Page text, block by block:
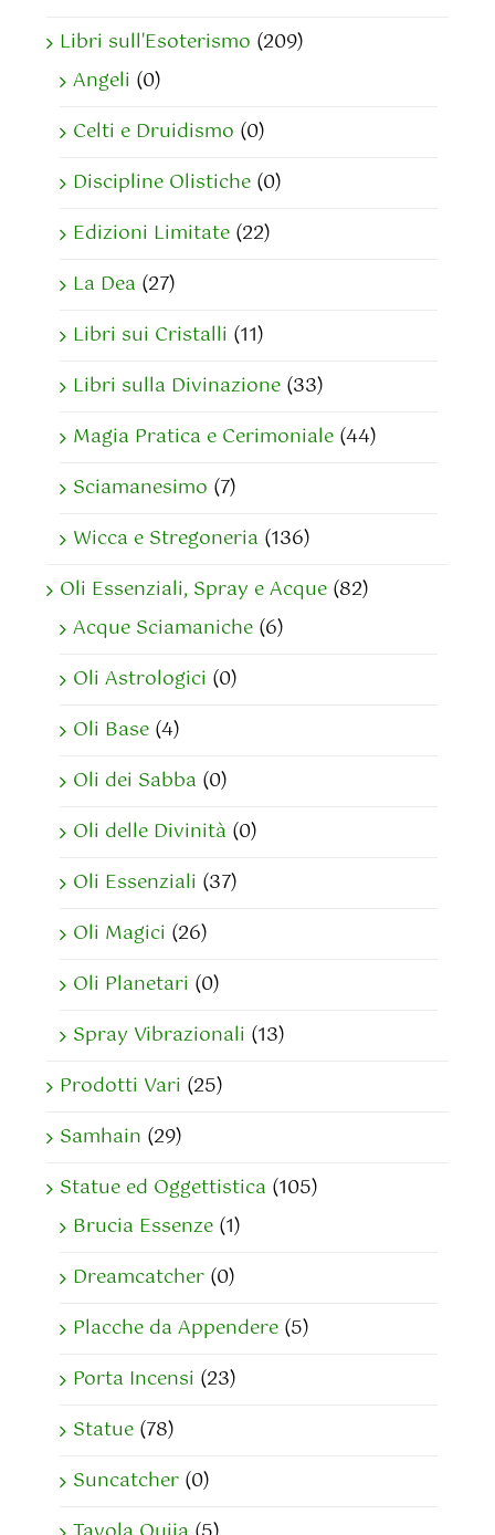
Libri sull'Esoterismo (209)
Angeli (0)
Celti e Druidismo (0)
Discipline Olistiche (0)
Edizioni Limitate (22)
La Dea (27)
Libri sui Cristalli (11)
Libri sulla Divinazione (33)
Magia Pratica e Cerimoniale (44)
Sciamanesimo (7)
Wicca e Stregoneria (136)
Oli Essenziali, Spray e Acque (82)
Acque Sciamaniche (6)
Oli Astrologici (0)
Oli Base (4)
Oli dei Sabba (0)
Oli delle Divinità (0)
Oli Essenziali (37)
Oli Magici (26)
Oli Planetari (0)
Spray Vibrazionali (13)
Prodotti Vari (25)
Samhain (29)
Statue ed Oggettistica (105)
Brucia Essenze (1)
Dreamcatcher (0)
Placche da Appendere (5)
Porta Incensi (23)
Statue (78)
Suncatcher (0)